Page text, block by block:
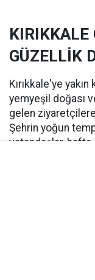
KIRIKKALE
GÜZELLİK
Kırıkkale'ye
yemyeşil doğası
gelen
Şehrin yoğun
vatandaşlar, hafta